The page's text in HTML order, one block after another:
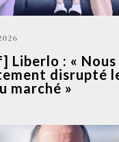
Liberlo : « Nous
disrupté
marché »